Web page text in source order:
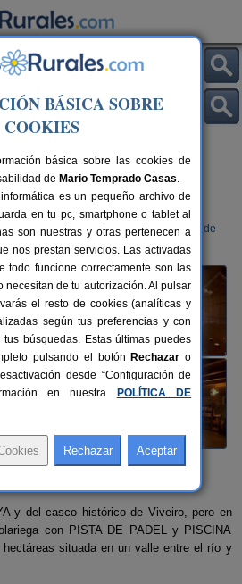
18+10 plazas
100 km de
y del casco histórico de Viveiro, pero en
con PISTA DE PADEL y PISCINA
hectáreas situada en un valle entre el río y
BÁSICA SOBRE
COOKIES
básica sobre las cookies de
de Mario Temprado Casas.
es un pequeño archivo de
en tu pc, smartphone o tablet al
son nuestras y otras pertenecen a
nos prestan servicios. Las activadas
todo funcione correctamente son las
necesitan de tu autorización. Al pulsar
el resto de cookies (analíticas y
según tus preferencias y con
búsquedas. Estas últimas puedes
pulsando el botón Rechazar o
desde “Configuración de
en nuestra
POLÍTICA DE